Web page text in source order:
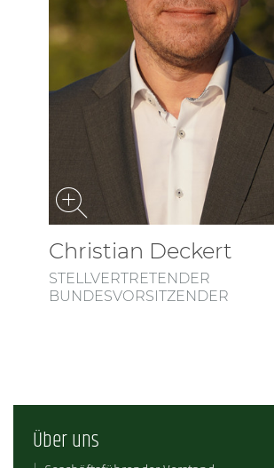
Christian Deckert
STELLVERTRETENDER
BUNDESVORSITZENDER
Über uns